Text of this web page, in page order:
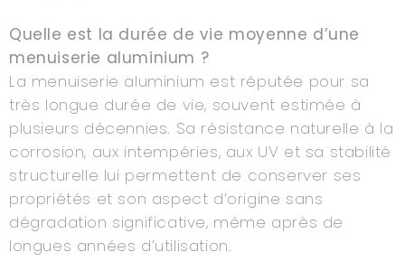
Quelle est la durée de vie moyenne d’une
menuiserie aluminium ?
La menuiserie aluminium est réputée pour sa
très longue durée de vie, souvent estimée à
plusieurs décennies. Sa résistance naturelle à la
corrosion, aux intempéries, aux UV et sa stabilité
structurelle lui permettent de conserver ses
propriétés et son aspect d’origine sans
dégradation significative, même après de
longues années d’utilisation.